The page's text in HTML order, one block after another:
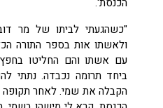
"כשהגעתי לביתו של מר
ולאשתו אות בספר התורה
עם אשתו והם החליטו בחפץ
ביחד תרומה נכבדה. נתתי
הקבלה את שמי. לאחר תקופה